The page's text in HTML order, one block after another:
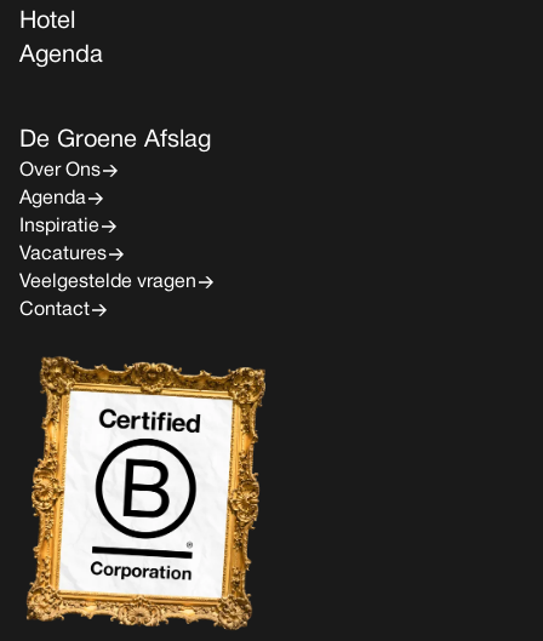
Hotel
Agenda
De Groene Afslag
Over Ons
Agenda
Inspiratie
Vacatures
Veelgestelde vragen
Contact